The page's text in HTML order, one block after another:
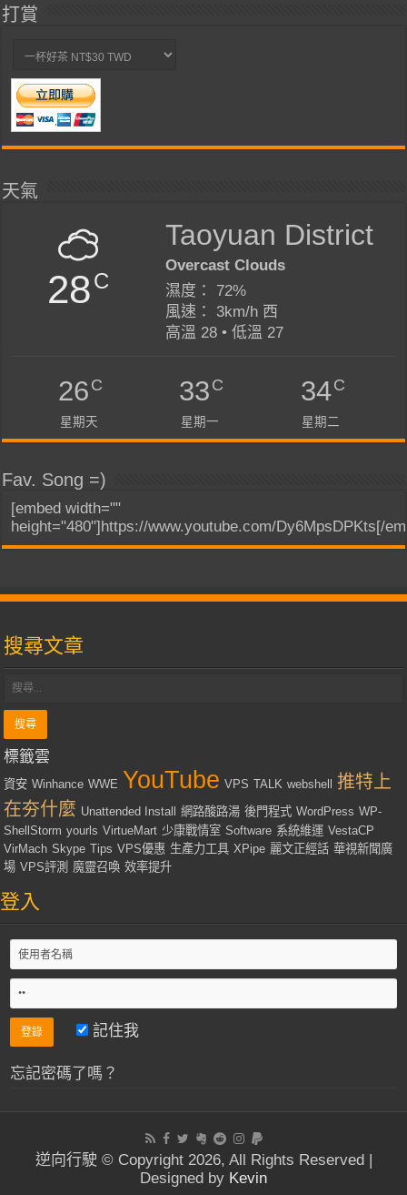
打賞
天氣
28C
Taoyuan District
Overcast Clouds
濕度： 72%
風速： 3km/h 西
高溫 28 • 低溫 27
26C
星期天
33C
星期一
34C
星期二
Fav. Song =)
[embed width=""
height="480"]https://www.youtube.com/Dy6MpsDPKts[/
搜尋文章
標籤雲
資安 Winhance WWE YouTube VPS TALK webshell
推特上
在夯什麼 Unattended Install 網路酸路湯 後門程式 WordPress WP-
ShellStorm yourls VirtueMart 少康戰情室 Software 系統維運 VestaCP
VirMach Skype Tips VPS優惠 生產力工具 XPipe 麗文正經話 華視新聞廣
場 VPS評測 魔靈召喚 效率提升
登入
記住我
忘記密碼了嗎？
逆向行駛 © Copyright 2026, All Rights Reserved |
Designed by Kevin